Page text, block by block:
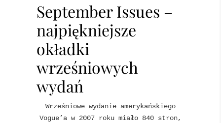
September Issues –
najpiękniejsze
okładki
wrześniowych
wydań
Wrześniowe wydanie amerykańskiego
Vogue’a w 2007 roku miało 840 stron,